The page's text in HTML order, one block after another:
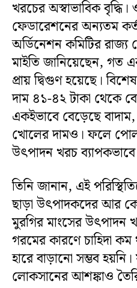
খরচের অস্বাভাবিক
ফেডারেশনের অন্যতম
অর্ডিনেশন কমিটির রাজ্য
মাইতি জানিয়েছেন, গত
প্রায় দ্বিগুণ হয়েছে।
দাম ৪১-৪২ টাকা থেকে
একইভাবে বেড়েছে
খোলের দামও। ফলে
উৎপাদন খরচ
তিনি জানান, এই
ছাড়া উৎপাদকদের আর
মুরগির মাংসের উৎপাদন
গরমের কারণে চাহিদা
হারে বাড়ানো সম্ভব
লোকসানের আশঙ্কাও